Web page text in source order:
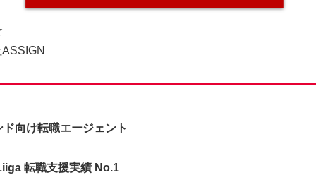
向け転職エージェント
転職支援実績 No.1